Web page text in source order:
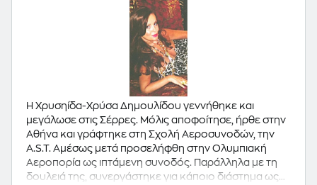
Η Χρυσηίδα-Χρύσα Δημουλίδου γεννήθηκε και
μεγάλωσε στις Σέρρες. Μόλις αποφοίτησε, ήρθε στην
Αθήνα και γράφτηκε στη Σχολή Αεροσυνοδών, την
Α.S.T. Αμέσως μετά προσελήφθη στην Ολυμπιακή
Αεροπορία ως ιπτάμενη συνοδός. Παράλληλα με τη
δουλειά της, συνεργάστηκε για κάποιο διάστημα ως